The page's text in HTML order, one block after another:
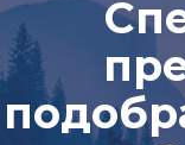
ВНЖ в